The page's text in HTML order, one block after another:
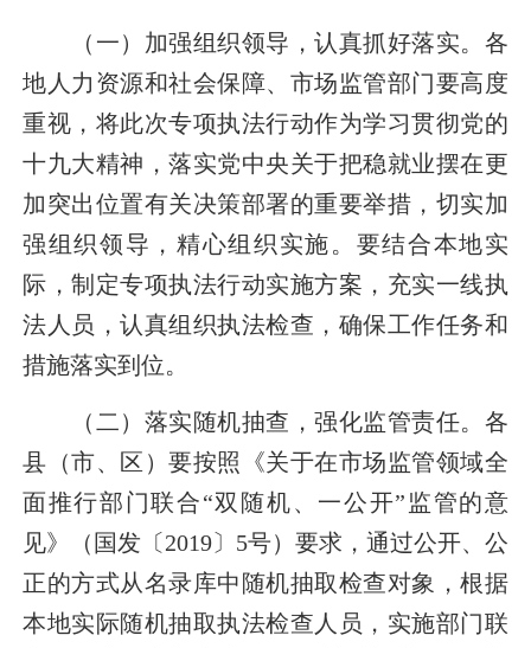
（一）加强组织领导，认真抓好落实。各
地人力资源和社会保障、市场监管部门要高度
重视，将此次专项执法行动作为学习贯彻党的
十九大精神，落实党中央关于把稳就业摆在更
加突出位置有关决策部署的重要举措，切实加
强组织领导，精心组织实施。要结合本地实
际，制定专项执法行动实施方案，充实一线执
法人员，认真组织执法检查，确保工作任务和
措施落实到位。
（二）落实随机抽查，强化监管责任。各
县（市、区）要按照《关于在市场监管领域全
面推行部门联合“双随机、一公开”监管的意
见》（国发〔 2019〕 5号）要求，通过公开、公
正的方式从名录库中随机抽取检查对象，根据
本地实际随机抽取执法检查人员，实施部门联